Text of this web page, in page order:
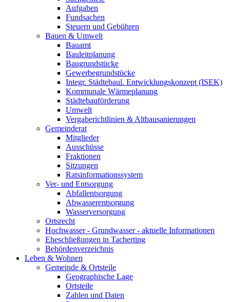
Aufgaben
Fundsachen
Steuern und Gebühren
Bauen & Umwelt
Bauamt
Bauleitplanung
Baugrundstücke
Gewerbegrundstücke
Integr. Städtebaul. Entwicklungskonzept (ISEK)
Kommunale Wärmeplanung
Städtebauförderung
Umwelt
Vergaberichtlinien & Altbausanierungen
Gemeinderat
Mitglieder
Ausschüsse
Fraktionen
Sitzungen
Ratsinformationssystem
Ver- und Entsorgung
Abfallentsorgung
Abwasserentsorgung
Wasserversorgung
Ortsrecht
Hochwasser - Grundwasser - aktuelle Informationen
Eheschließungen in Tacherting
Behördenverzeichnis
Leben & Wohnen
Gemeinde & Ortsteile
Geographische Lage
Ortsteile
Zahlen und Daten